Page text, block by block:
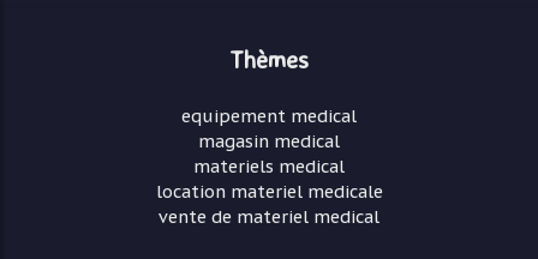
Thèmes
equipement medical
magasin medical
materiels medical
location materiel medicale
vente de materiel medical